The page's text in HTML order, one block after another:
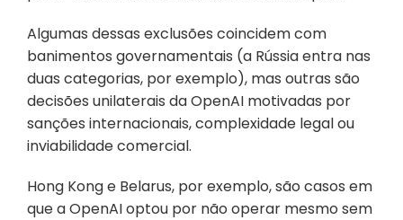
Algumas dessas exclusões coincidem com
banimentos governamentais (a Rússia entra nas
duas categorias, por exemplo), mas outras são
decisões unilaterais da OpenAI motivadas por
sanções internacionais, complexidade legal ou
inviabilidade comercial.
Hong Kong e Belarus, por exemplo, são casos em
que a OpenAI optou por não operar mesmo sem